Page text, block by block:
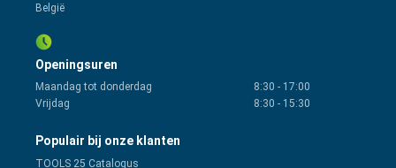
België
Openingsuren
Maandag tot donderdag 8:30 - 17:00
Vrijdag
8:30 - 15:30
Populair bij onze klanten
TOOLS 25 Catalogus